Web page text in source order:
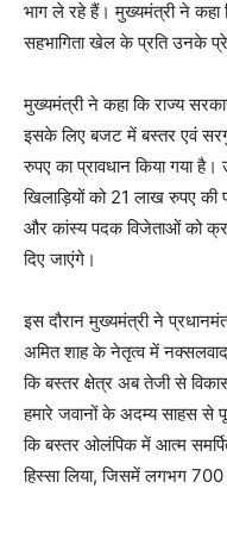
भाग ले रहे हैं। मुख्यमंत्री ने कहा
सहभागिता खेल के प्रति उनके
मुख्यमंत्री ने कहा कि राज्य
इसके लिए बजट में बस्तर एवं
रुपए का प्रावधान किया गया
खिलाड़ियों को 21 लाख रुपए की
और कांस्य पदक विजेताओं को
दिए जाएंगे।
इस दौरान मुख्यमंत्री ने
अमित शाह के नेतृत्व में
कि बस्तर क्षेत्र अब तेजी से
हमारे जवानों के अदम्य साहस से
कि बस्तर ओलंपिक में आत्म
हिस्सा लिया, जिसमें लगभग